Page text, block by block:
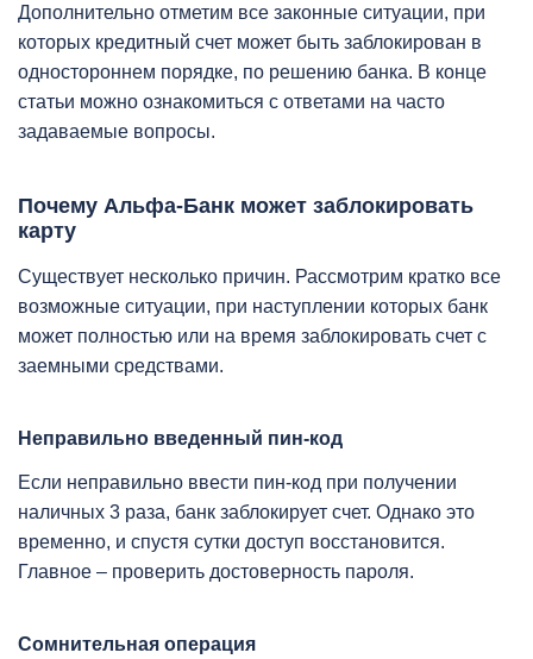
Дополнительно отметим все законные ситуации, при
которых кредитный счет может быть заблокирован в
одностороннем порядке, по решению банка. В конце
статьи можно ознакомиться с ответами на часто
задаваемые вопросы.
Почему Альфа-Банк может заблокировать
карту
Существует несколько причин. Рассмотрим кратко все
возможные ситуации, при наступлении которых банк
может полностью или на время заблокировать счет с
заемными средствами.
Неправильно введенный пин-код
Если неправильно ввести пин-код при получении
наличных 3 раза, банк заблокирует счет. Однако это
временно, и спустя сутки доступ восстановится.
Главное – проверить достоверность пароля.
Сомнительная операция